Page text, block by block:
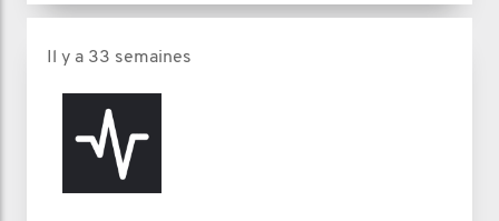
Il y a 33 semaines